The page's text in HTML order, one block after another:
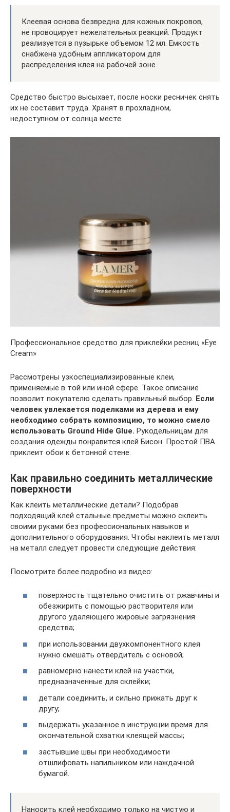
Клеевая основа безвредна для кожных покровов,
не провоцирует нежелательных реакций. Продукт
реализуется в пузырьке объемом 12 мл. Емкость
снабжена удобным аппликатором для
распределения клея на рабочей зоне.
Средство быстро высыхает, после носки ресничек снять
их не составит труда. Хранят в прохладном,
недоступном от солнца месте.
Профессиональное средство для приклейки ресниц «Eye
Cream»
Рассмотрены узкоспециализированные клеи,
применяемые в той или иной сфере. Такое описание
позволит покупателю сделать правильный выбор. Если
человек увлекается поделками из дерева и ему
необходимо собрать композицию, то можно смело
использовать Ground Hide Glue. Рукодельницам для
создания одежды понравится клей Бисон. Простой ПВА
приклеит обои к бетонной стене.
Как правильно соединить металлические
поверхности
Как клеить металлические детали? Подобрав
подходящий клей стальные предметы можно склеить
своими руками без профессиональных навыков и
дополнительного оборудования. Чтобы наклеить металл
на металл следует провести следующие действия:
Посмотрите более подробно из видео:
поверхность тщательно очистить от ржавчины и
обезжирить с помощью растворителя или
другого удаляющего жировые загрязнения
средства;
при использовании двухкомпонентного клея
нужно смешать отвердитель с основой;
равномерно нанести клей на участки,
предназначенные для склейки;
детали соединить, и сильно прижать друг к
другу;
выдержать указанное в инструкции время для
окончательной схватки клеящей массы;
застывшие швы при необходимости
отшлифовать напильником или наждачной
бумагой.
Наносить клей необходимо только на чистую и